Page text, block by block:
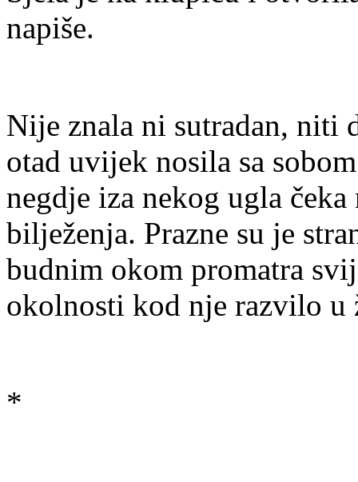
napiše.
Nije znala ni sutradan, niti
otad uvijek nosila sa
negdje iza nekog ugla
bilježenja. Prazne su je
budnim okom promatra
okolnosti kod nje razvilo u
*